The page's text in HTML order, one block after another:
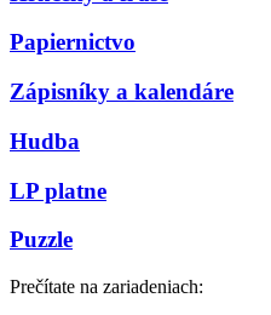
Papiernictvo
Zápisníky a kalendáre
Hudba
LP platne
Puzzle
Prečítate na zariadeniach: